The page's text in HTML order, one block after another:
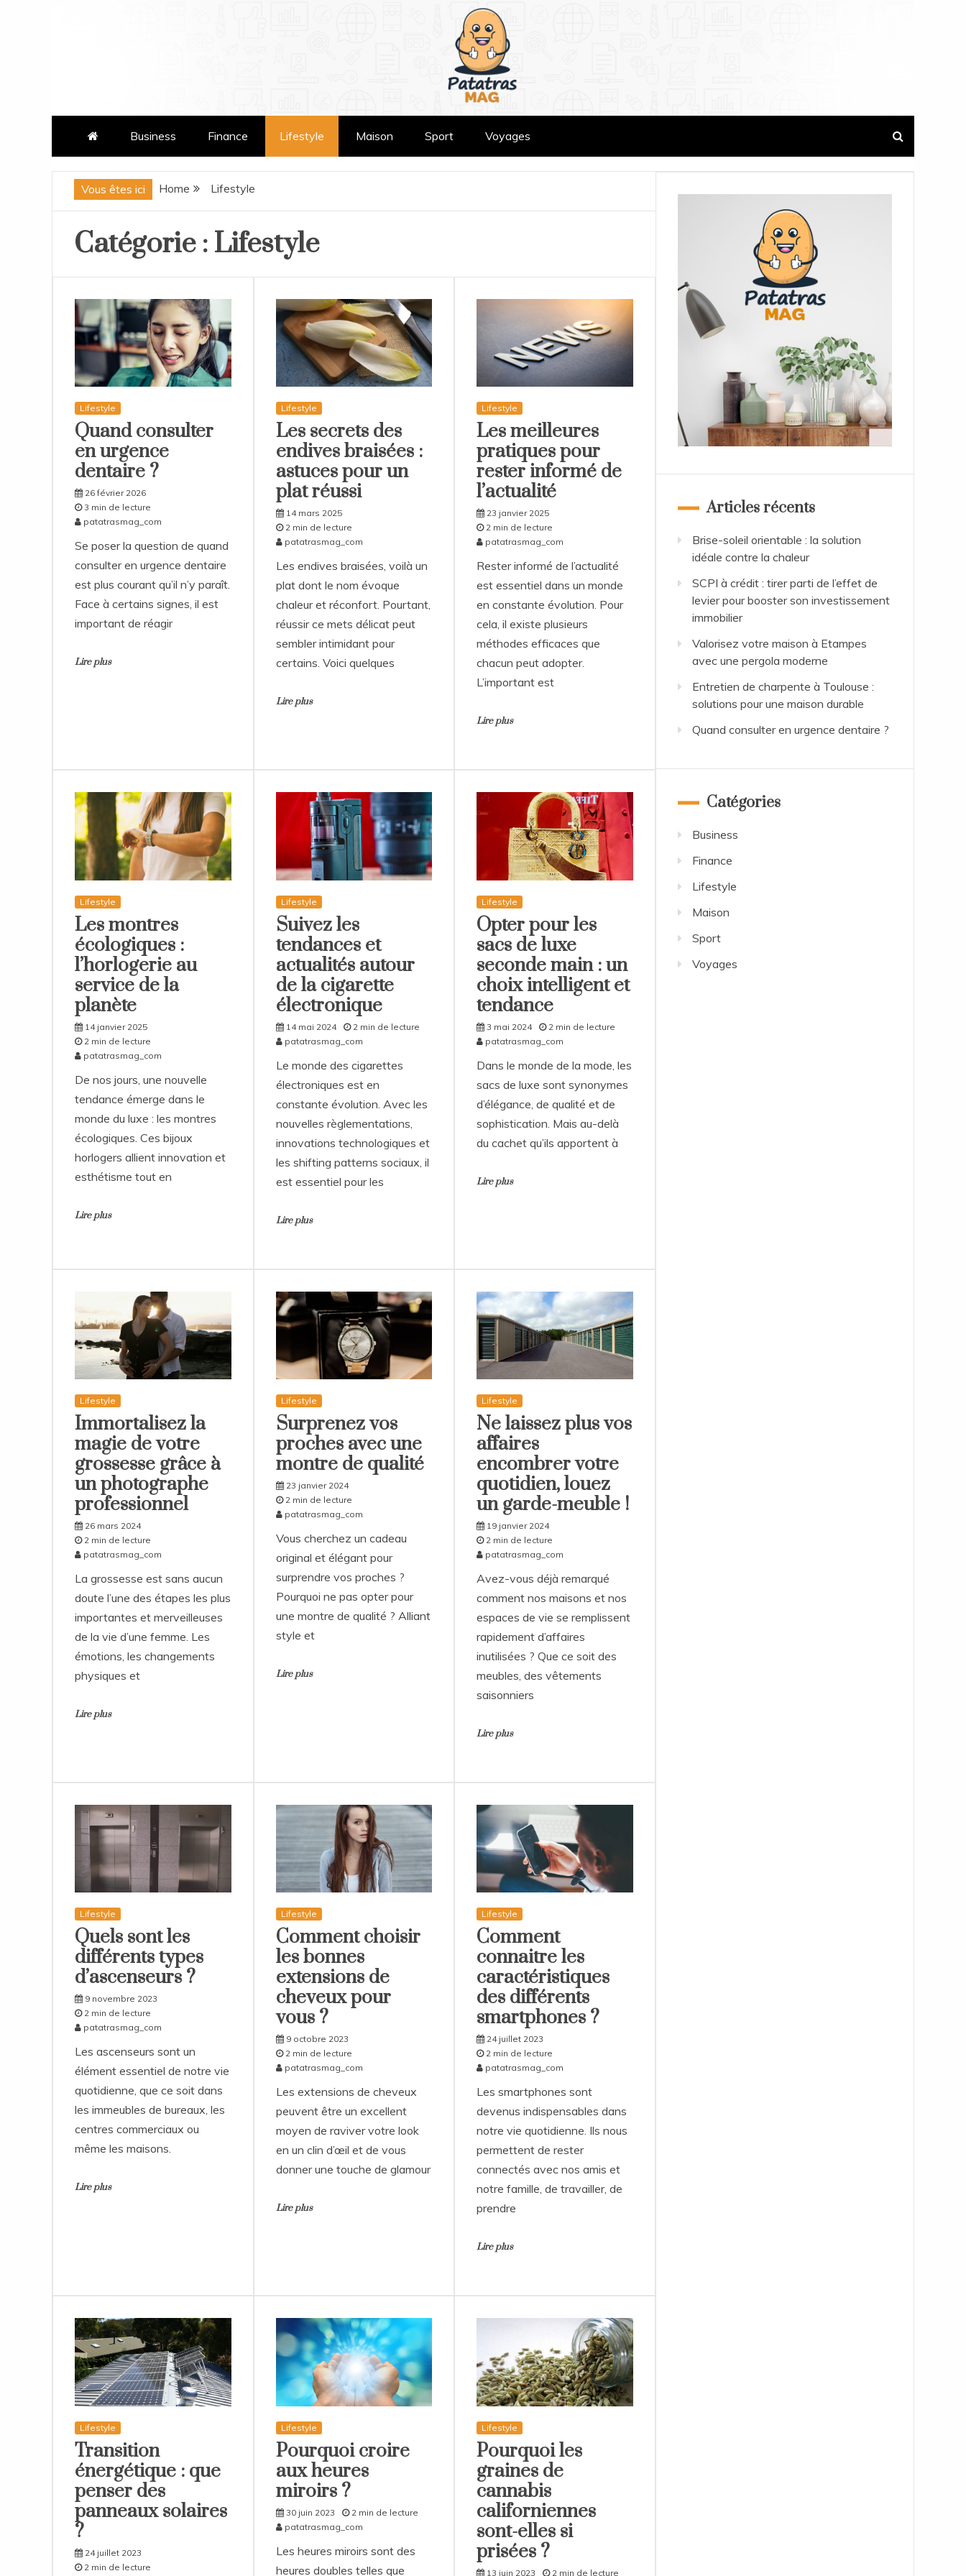
patatrasmag.com
Business Finance Lifestyle Maison Sport Voyages
Vous êtes ici Home Lifestyle
Catégorie : Lifestyle
Lifestyle
Quand consulter
en urgence
dentaire ?
26 février 2026
3 min de lecture
patatrasmag_com
Se poser la question de quand
consulter en urgence dentaire
est plus courant qu’il n’y paraît.
Face à certains signes, il est
important de réagir
Lire plus
Lifestyle
Les secrets des
endives braisées :
astuces pour un
plat réussi
14 mars 2025
2 min de lecture
patatrasmag_com
Les endives braisées, voilà un
plat dont le nom évoque
chaleur et réconfort. Pourtant,
réussir ce mets délicat peut
sembler intimidant pour
certains. Voici quelques
Lire plus
Lifestyle
Les meilleures
pratiques pour
rester informé de
l’actualité
23 janvier 2025
2 min de lecture
patatrasmag_com
Rester informé de l’actualité
est essentiel dans un monde
en constante évolution. Pour
cela, il existe plusieurs
méthodes efficaces que
chacun peut adopter.
L’important est
Lire plus
Lifestyle
Les montres
écologiques :
l’horlogerie au
service de la
planète
14 janvier 2025
2 min de lecture
patatrasmag_com
De nos jours, une nouvelle
tendance émerge dans le
monde du luxe : les montres
écologiques. Ces bijoux
horlogers allient innovation et
esthétisme tout en
Lire plus
Lifestyle
Suivez les
tendances et
actualités autour
de la cigarette
électronique
14 mai 2024
2 min de lecture
patatrasmag_com
Le monde des cigarettes
électroniques est en
constante évolution. Avec les
nouvelles règlementations,
innovations technologiques et
les shifting patterns sociaux, il
est essentiel pour les
Lire plus
Lifestyle
Opter pour les
sacs de luxe
seconde main : un
choix intelligent et
tendance
3 mai 2024
2 min de lecture
patatrasmag_com
Dans le monde de la mode, les
sacs de luxe sont synonymes
d’élégance, de qualité et de
sophistication. Mais au-delà
du cachet qu’ils apportent à
Lire plus
Lifestyle
Immortalisez la
magie de votre
grossesse grâce à
un photographe
professionnel
26 mars 2024
2 min de lecture
patatrasmag_com
La grossesse est sans aucun
doute l’une des étapes les plus
importantes et merveilleuses
de la vie d’une femme. Les
émotions, les changements
physiques et
Lire plus
Lifestyle
Surprenez vos
proches avec une
montre de qualité
23 janvier 2024
2 min de lecture
patatrasmag_com
Vous cherchez un cadeau
original et élégant pour
surprendre vos proches ?
Pourquoi ne pas opter pour
une montre de qualité ? Alliant
style et
Lire plus
Lifestyle
Ne laissez plus vos
affaires
encombrer votre
quotidien, louez
un garde-meuble !
19 janvier 2024
2 min de lecture
patatrasmag_com
Avez-vous déjà remarqué
comment nos maisons et nos
espaces de vie se remplissent
rapidement d’affaires
inutilisées ? Que ce soit des
meubles, des vêtements
saisonniers
Lire plus
Lifestyle
Quels sont les
différents types
d’ascenseurs ?
9 novembre 2023
2 min de lecture
patatrasmag_com
Les ascenseurs sont un
élément essentiel de notre vie
quotidienne, que ce soit dans
les immeubles de bureaux, les
centres commerciaux ou
même les maisons.
Lire plus
Lifestyle
Comment choisir
les bonnes
extensions de
cheveux pour
vous ?
9 octobre 2023
2 min de lecture
patatrasmag_com
Les extensions de cheveux
peuvent être un excellent
moyen de raviver votre look
en un clin d’œil et de vous
donner une touche de glamour
Lire plus
Lifestyle
Comment
connaitre les
caractéristiques
des différents
smartphones ?
24 juillet 2023
2 min de lecture
patatrasmag_com
Les smartphones sont
devenus indispensables dans
notre vie quotidienne. Ils nous
permettent de rester
connectés avec nos amis et
notre famille, de travailler, de
prendre
Lire plus
Lifestyle
Transition
énergétique : que
penser des
panneaux solaires
?
24 juillet 2023
2 min de lecture
Lifestyle
Pourquoi croire
aux heures
miroirs ?
30 juin 2023
2 min de lecture
patatrasmag_com
Les heures miroirs sont des
heures doubles telles que
Lifestyle
Pourquoi les
graines de
cannabis
californiennes
sont-elles si
prisées ?
13 juin 2023 2 min de lecture
Articles récents
Brise-soleil orientable : la solution
idéale contre la chaleur
SCPI à crédit : tirer parti de l’effet de
levier pour booster son investissement
immobilier
Valorisez votre maison à Etampes
avec une pergola moderne
Entretien de charpente à Toulouse :
solutions pour une maison durable
Quand consulter en urgence dentaire ?
Catégories
Business
Finance
Lifestyle
Maison
Sport
Voyages